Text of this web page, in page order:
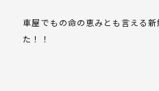
車屋でもの命の恵みとも言える
た！！